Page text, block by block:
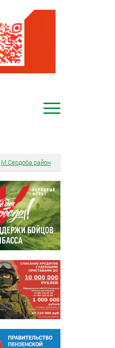
М.Сердоба район